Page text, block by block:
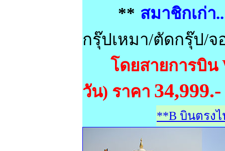
** สมาชิกเก่า
กรุ๊ปเหมา/ตัดกรุ๊ป/จ
โดยสายการบิน
วัน) ราคา 34,999.-
**B บินตรง